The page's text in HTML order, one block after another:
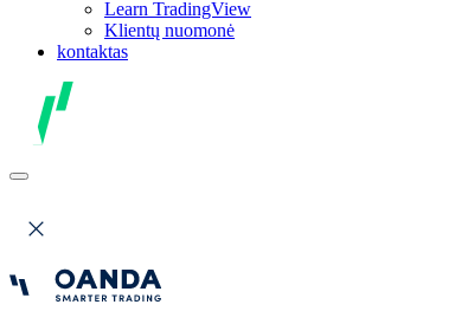
Learn TradingView
Klientų nuomonė
kontaktas